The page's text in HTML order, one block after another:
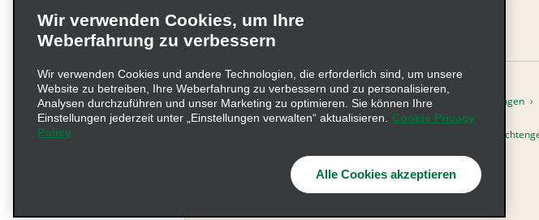
Unternehmensinformationen Nutzungsbedingungen
Beschwerdeverfahren nach dem
© 2026 Enterprise Holdings, Inc. Alle Rechte vorbehalten
Wir verwenden Cookies, um Ihre
Weberfahrung zu verbessern
Wir verwenden Cookies und andere Technologien, die erforderlich sind, um unsere
Website zu betreiben, Ihre Weberfahrung zu verbessern und zu personalisieren,
Analysen durchzuführen und unser Marketing zu optimieren. Sie können Ihre
Einstellungen jederzeit unter „Einstellungen verwalten“ aktualisieren.
Cookie Privacy
Policy
Alle Cookies akzeptieren